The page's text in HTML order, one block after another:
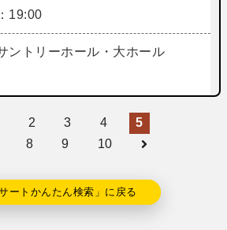
19:00
ントリーホール・大ホール
2 3 4
5
8 9 10
ートかんたん検索」に戻る